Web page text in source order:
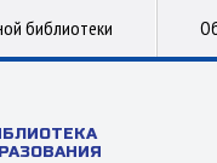
библиотеки